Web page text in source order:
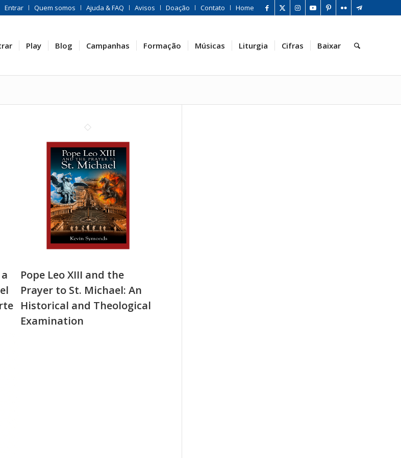
Entrar Quem somos Ajuda & FAQ Avisos Doação Contato Home
Play Blog Campanhas Formação Músicas Liturgia Cifras Baixar
Pope Leo XIII and the
Prayer to St. Michael: An
Historical and Theological
Examination